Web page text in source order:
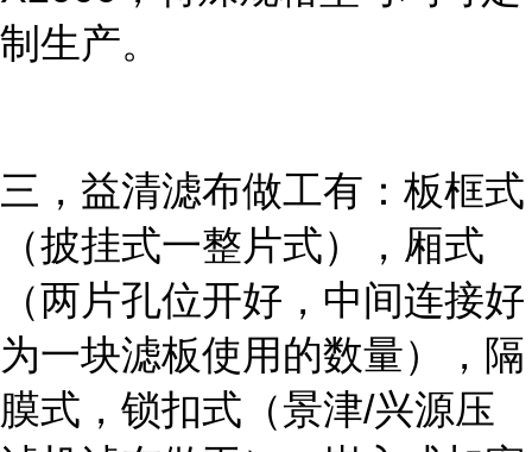
制生产。
三，益清滤布做工有：板框式
（披挂式一整片式），厢式
（两片孔位开好，中间连接好
为一块滤板使用的数量），隔
膜式，锁扣式（景津/兴源压